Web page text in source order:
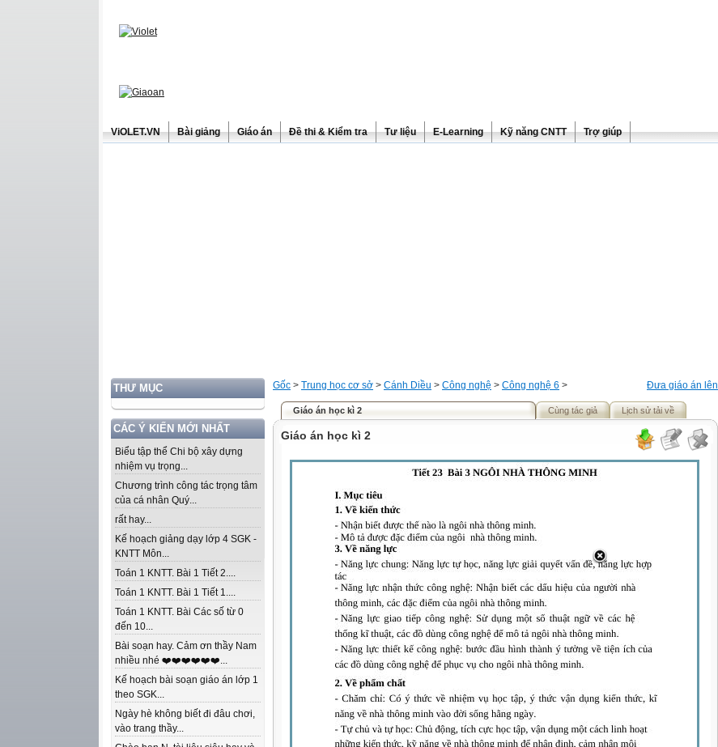
ViOLET.VN Bài giảng Giáo án Đề thi & Kiểm tra Tư liệu E-Learning Kỹ năng CNTT Trợ giúp
THƯ MỤC
CÁC Ý KIẾN MỚI NHẤT
Biểu tập thể Chi bộ xây dựng
nhiệm vụ trọng...
Chương trình công tác trọng tâm
của cá nhân Quý...
rất hay...
Kế hoạch giảng dạy lớp 4 SGK -
KNTT Môn...
Toán 1 KNTT. Bài 1 Tiết 2....
Toán 1 KNTT. Bài 1 Tiết 1....
Toán 1 KNTT. Bài Các số từ 0
đến 10...
Bài soạn hay. Cảm ơn thầy Nam
nhiều nhé ❤️❤️❤️❤️❤️❤️...
Kế hoạch bài soạn giáo án lớp 1
theo SGK...
Ngày hè không biết đi đâu chơi,
vào trang thầy...
Đưa giáo án lên
Gốc > Trung học cơ sở > Cánh Diều > Công nghệ > Công nghệ 6 >
Giáo án học kì 2 Cùng tác giả Lịch sử tải về
Giáo án học kì 2